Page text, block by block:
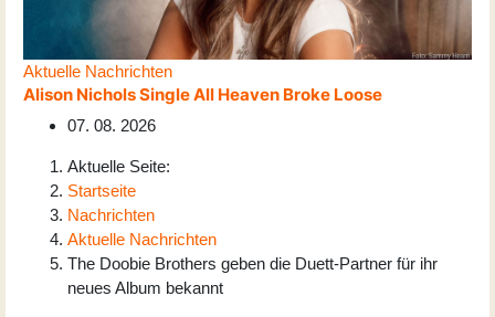
Aktuelle Nachrichten
Alison Nichols Single All Heaven Broke Loose
07. 08. 2026
Aktuelle Seite:
Startseite
Nachrichten
Aktuelle Nachrichten
The Doobie Brothers geben die Duett-Partner für ihr
neues Album bekannt